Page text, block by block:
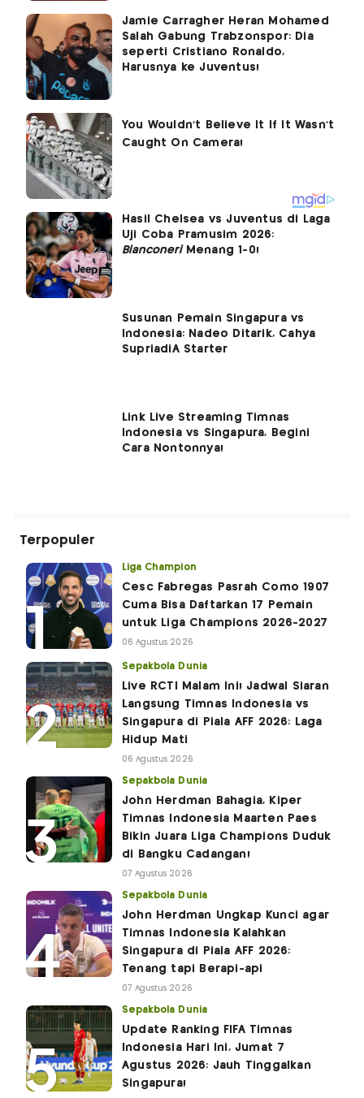
Jamie Carragher Heran Mohamed
Salah Gabung Trabzonspor: Dia
seperti Cristiano Ronaldo,
Harusnya ke Juventus!
Hasil Chelsea vs Juventus di Laga
Uji Coba Pramusim 2026:
BianconeriMenang 1-0!
Susunan Pemain Singapura vs
Indonesia: Nadeo Ditarik, Cahya
SupriadiÂ Starter
Link Live Streaming Timnas
Indonesia vs Singapura, Begini
Cara Nontonnya!
Terpopuler
Liga Champion
Cesc Fabregas Pasrah Como 1907
Cuma Bisa Daftarkan 17 Pemain
untuk Liga Champions 2026-2027
06 Agustus 2026
Sepakbola Dunia
Live RCTI Malam Ini! Jadwal Siaran
Langsung Timnas Indonesia vs
Singapura di Piala AFF 2026: Laga
Hidup Mati
06 Agustus 2026
Sepakbola Dunia
John Herdman Bahagia, Kiper
Timnas Indonesia Maarten Paes
Bikin Juara Liga Champions Duduk
di Bangku Cadangan!
07 Agustus 2026
Sepakbola Dunia
John Herdman Ungkap Kunci agar
Timnas Indonesia Kalahkan
Singapura di Piala AFF 2026:
Tenang tapi Berapi-api
07 Agustus 2026
Sepakbola Dunia
Update Ranking FIFA Timnas
Indonesia Hari Ini, Jumat 7
Agustus 2026: Jauh Tinggalkan
Singapura!